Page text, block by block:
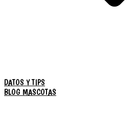
DATOS Y TIPS
BLOG MASCOTAS